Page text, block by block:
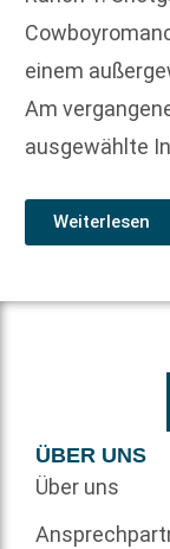
einem
Am
ausgewählte
Weiterlesen
ÜBER UNS
Über uns